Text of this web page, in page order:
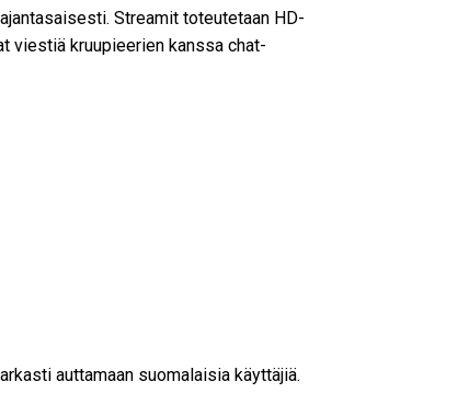
Streamit toteutetaan HD-
viestiä kruupieerien kanssa chat-
auttamaan suomalaisia käyttäjiä.